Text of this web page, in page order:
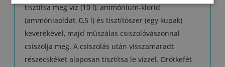
tisztítsa meg víz (10 l), ammónium-klorid
(ammóniaoldat, 0,5 l) és tisztítószer (egy kupak)
keverékével, majd műszálas csiszolóvászonnal
csiszolja meg. A csiszolás után visszamaradt
részecskéket alaposan tisztítsa le vízzel. Drótkefét